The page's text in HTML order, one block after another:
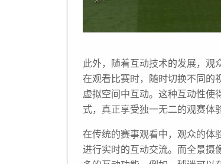
此外，随着互动技术的发展，观
在观看比赛时，随时切换不同的
虚拟空间中互动。这种互动性使
式，真正享受独一无二的观赛体
在传统的赛事观看中，观众的体
进行实时的互动交流。而全景摄